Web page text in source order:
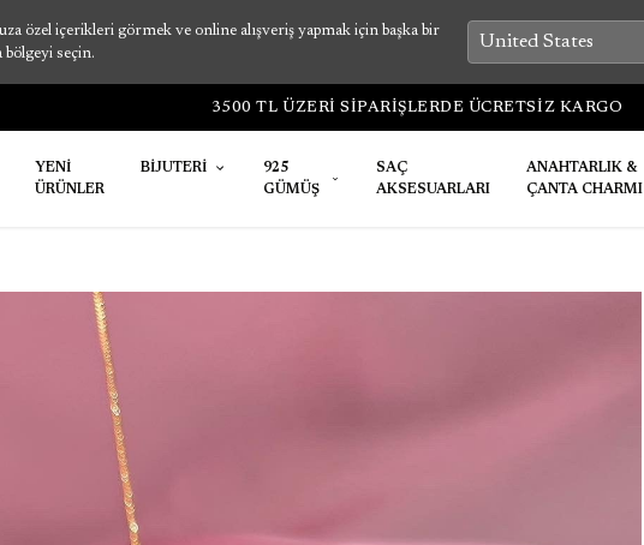
özel içerikleri görmek ve online alışveriş yapmak için başka bir
bölgeyi seçin.
3500 TL ÜZERİ SİPARİŞLERDE ÜCRETSİZ KARGO
YENİ
ÜRÜNLER
BİJUTERİ
925
GÜMÜŞ
SAÇ
AKSESUARLARI
ANAHTARLIK &
ÇANTA CHARMI